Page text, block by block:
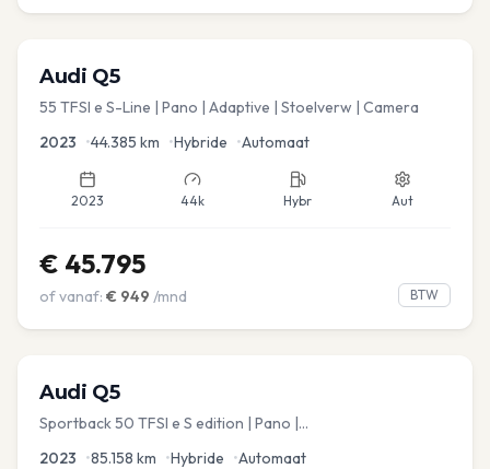
Audi Q5
55 TFSI e S-Line | Pano | Adaptive | Stoelverw | Camera
2023 •44.385 km •Hybride •Automaat
2023 44k Hybr Aut
€ 45.795
of vanaf: € 949 /mnd BTW
Audi Q5
Sportback 50 TFSI e S edition | Pano |
2023 •85.158 km •Hybride •Automaat